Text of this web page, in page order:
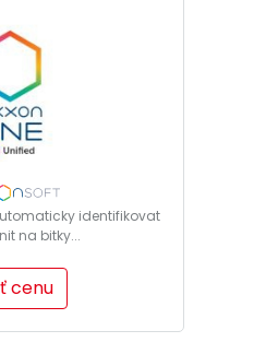
identifikovat
na bitky...
cenu